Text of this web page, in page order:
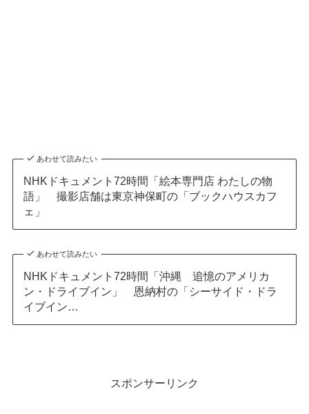
あわせて読みたい
NHKドキュメント72時間「絵本専門店 わたしの物
語」 撮影店舗は東京神保町の「ブックハウスカフ
ェ」
あわせて読みたい
NHKドキュメント72時間「沖縄 追憶のアメリカ
ン・ドライブイン」 恩納村の「シーサイド・ドラ
イブイン…
スポンサーリンク